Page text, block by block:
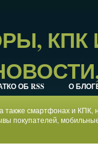
ОБ RSS О
также смартфонах и
покупателей,